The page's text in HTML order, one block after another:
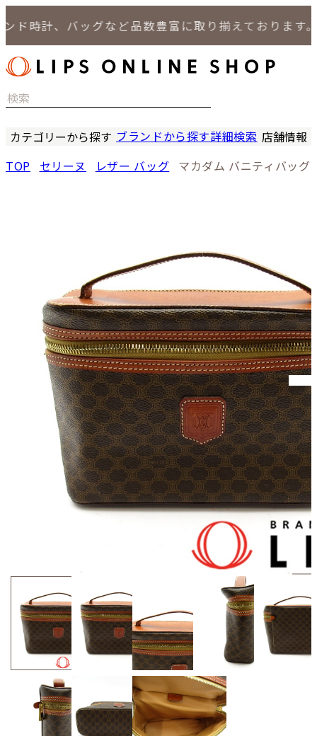
計、バッグなど品数豊富に取り揃えております。
カテゴリーから探す
バッグ
ブランドから探す詳細検索 店舗情報
LIPS
TOP セリーヌ レザー バッグ マカダム バニティバッグ